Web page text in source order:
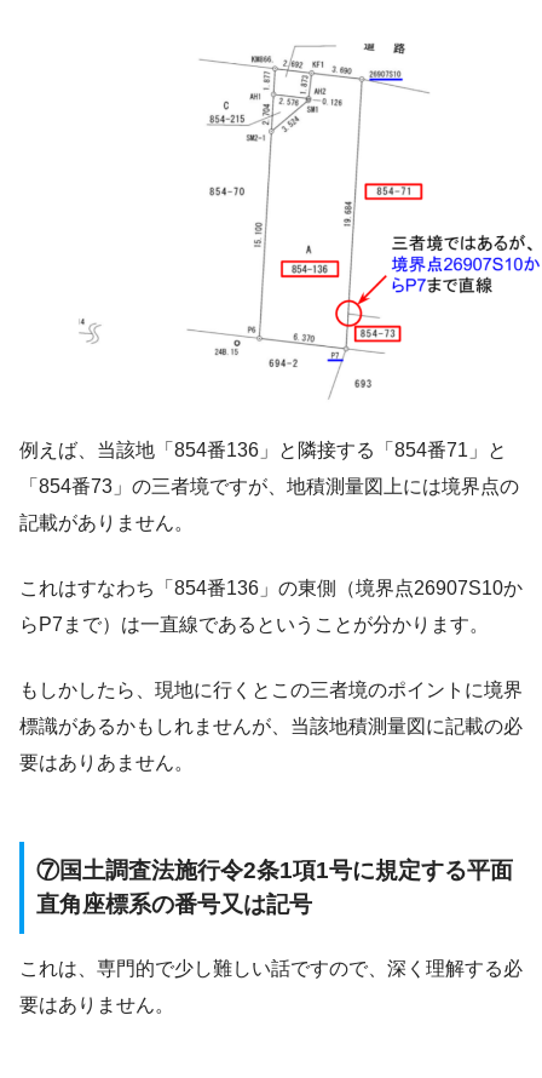
例えば、当該地「854番136」と隣接する「854番71」と
「854番73」の三者境ですが、地積測量図上には境界点の
記載がありません。
これはすなわち「854番136」の東側（境界点26907S10か
らP7まで）は一直線であるということが分かります。
もしかしたら、現地に行くとこの三者境のポイントに境界
標識があるかもしれませんが、当該地積測量図に記載の必
要はありあません。
⑦国土調査法施行令2条1項1号に規定する平面
直角座標系の番号又は記号
これは、専門的で少し難しい話ですので、深く理解する必
要はありません。